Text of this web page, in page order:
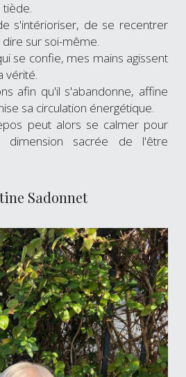
tiède.
s'intérioriser, de se recentrer
sur soi-même.
se confie, mes mains agissent
vérité.
afin qu'il s'abandonne, affine
sa circulation énergétique.
peut alors se calmer pour
dimension sacrée de l'être
Sadonnet